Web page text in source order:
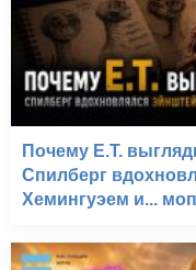
Почему E.T.
Спилберг
Хемингуэем и...